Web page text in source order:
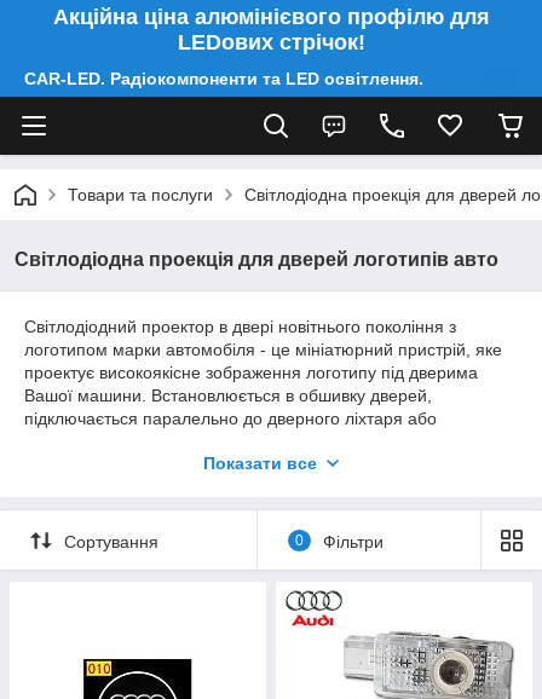
Акційна ціна алюмінієвого профілю для
LEDових стрічок!
CAR-LED. Радіокомпоненти та LED освітлення.
Товари та послуги Світлодіодна проекція для дверей
Світлодіодна проекція для дверей логотипів авто
Світлодіодний проектор в двері новітнього покоління з
логотипом марки автомобіля - це мініатюрний пристрій, яке
проектує високоякісне зображення логотипу під дверима
Вашої машини. Встановлюється в обшивку дверей,
підключається паралельно до дверного ліхтаря або
відкриванні. Світлодіодний проектор досить простий в
дверей.
У даній моделіпроектора 4-го покоління використовуються
светодиды фірми CREE
( High brightness: > 180-200Lumens, 3.7 W (CREE XR-Е Q3
довжина 3.5 см, діаметр 2.0 см
Для поліпшення надійності роботи виробу застосований
Показати все
Сортування 0 Фільтри